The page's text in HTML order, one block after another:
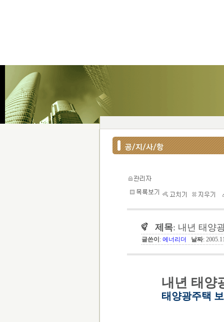
제목: 내년 태양
글쓴이 : 에너리더 날짜:
내년 태양
태양광주택